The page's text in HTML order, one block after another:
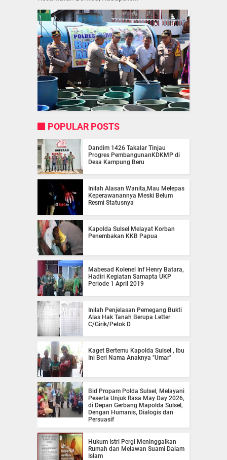
POPULAR POSTS
Dandim 1426 Takalar Tinjau
Progres PembangunanKDKMP di
Desa Kampung Beru
Inilah Alasan Wanita,Mau Melepas
Keperawanannya Meski Belum
Resmi Statusnya
Kapolda Sulsel Melayat Korban
Penembakan KKB Papua
Mabesad Kolenel Inf Henry Batara,
Hadiri Kegiatan Samapta UKP
Periode 1 April 2019
Inilah Penjelasan Pemegang Bukti
Alas Hak Tanah Berupa Letter
C/Girik/Petok D
Kaget Bertemu Kapolda Sulsel , Ibu
Ini Beri Nama Anaknya "Umar"
Bid Propam Polda Sulsel, Melayani
Peserta Unjuk Rasa May Day 2026,
di Depan Gerbang Mapolda Sulsel,
Dengan Humanis, Dialogis dan
Persuasif
Hukum Istri Pergi Meninggalkan
Rumah dan Melawan Suami Dalam
Islam